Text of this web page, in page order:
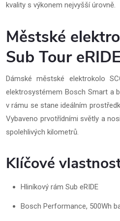
kvality s výkonem nejvyšší úrovně.
Městské
Sub Tour
Dámské městské elektrokolo
elektrosystémem Bosch Smart a
v rámu se stane ideálním
Vybaveno prvotřídními světly a
spolehlivých kilometrů.
Klíčové
Hliníkový rám Sub eRIDE
Bosch Performance, 500Wh